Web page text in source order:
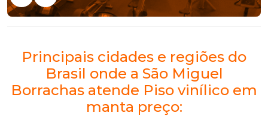
Principais cidades e regiões do
Brasil onde a São Miguel
Borrachas atende Piso vinílico em
manta preço: